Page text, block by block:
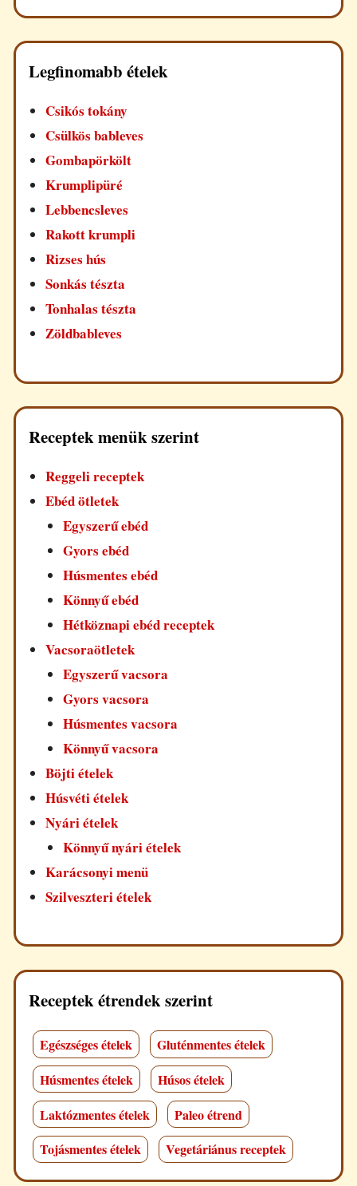
Legfinomabb ételek
Csikós tokány
Csülkös bableves
Gombapörkölt
Krumplipüré
Lebbencsleves
Rakott krumpli
Rizses hús
Sonkás tészta
Tonhalas tészta
Zöldbableves
Receptek menük szerint
Reggeli receptek
Ebéd ötletek
Egyszerű ebéd
Gyors ebéd
Húsmentes ebéd
Könnyű ebéd
Hétköznapi ebéd receptek
Vacsoraötletek
Egyszerű vacsora
Gyors vacsora
Húsmentes vacsora
Könnyű vacsora
Böjti ételek
Húsvéti ételek
Nyári ételek
Könnyű nyári ételek
Karácsonyi menü
Szilveszteri ételek
Receptek étrendek szerint
Egészséges ételek
Gluténmentes ételek
Húsmentes ételek
Húsos ételek
Laktózmentes ételek
Paleo étrend
Tojásmentes ételek
Vegetáriánus receptek